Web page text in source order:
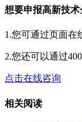
想要申报高新技
1.您可通过页面在
2.您还可以通过
点击在线咨询
相关阅读